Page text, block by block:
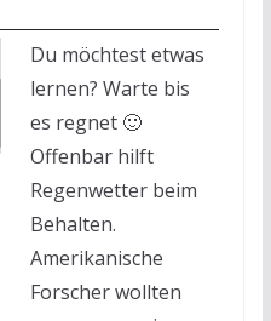
Du möchtest etwas
lernen? Warte bis
es regnet 🙂
Offenbar hilft
Regenwetter beim
Behalten.
Amerikanische
Forscher wollten